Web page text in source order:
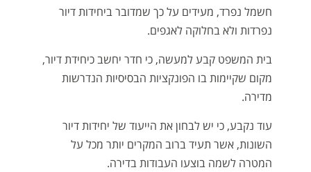
חשמל נפרד, מעידים על כך שמדובר ביחידות דיור
נפרדות ולא בחלוקה לאגפים.
בית המשפט קבע למעשה, כי חדר יחשב כיחידת דיור,
מקום שקיימות בו הפונקציות הבסיסיות הנדרשות
מדירה.
עוד נקבע, כי יש לבחון את הייעוד של יחידות דיור
השונות, אשר תעיד ברוב המקרים יותר מכל על
המטרה לשמה בוצעו העבודות בדירה.